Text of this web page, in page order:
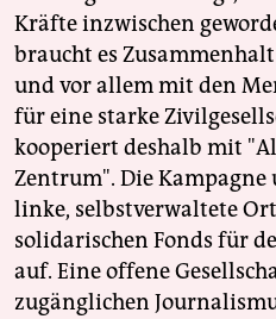
Kräfte inzwischen
braucht es
und vor allem mit den
für eine starke
kooperiert deshalb mit
Zentrum". Die
linke, selbstverwaltete
solidarischen Fonds für
auf. Eine offene
zugänglichen